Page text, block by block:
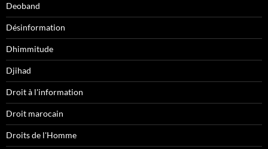
Deoband
Désinformation
Dhimmitude
Djihad
Droit à l'information
Droit marocain
Droits de l'Homme